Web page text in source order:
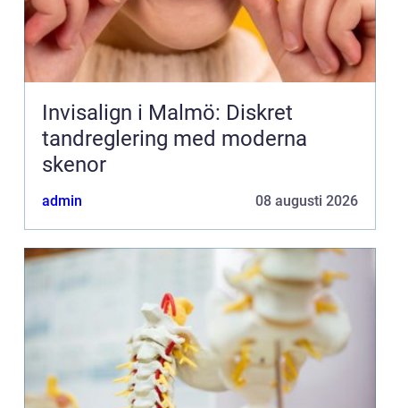
Invisalign i Malmö: Diskret
tandreglering med moderna
skenor
admin 08 augusti 2026